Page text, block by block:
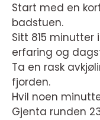
Start med en
badstuen.
Sitt 815
erfaring og
Ta en rask
fjorden.
Hvil noen
Gjenta runden